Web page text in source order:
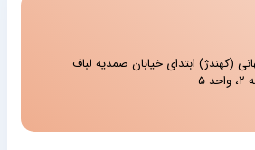
(کهندژ) ابتدای خیابان صمدیه لباف